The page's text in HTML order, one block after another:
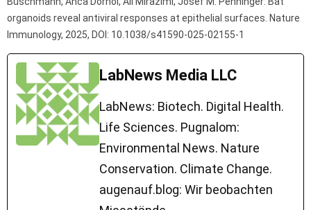
organoids reveal antiviral responses at epithelial surfaces. Nature
Immunology, 2025, DOI: 10.1038/s41590-025-02155-1
LabNews Media LLC
LabNews: Biotech. Digital Health.
Life Sciences. Pugnalom:
Environmental News. Nature
Conservation. Climate Change.
augenauf.blog: Wir beobachten